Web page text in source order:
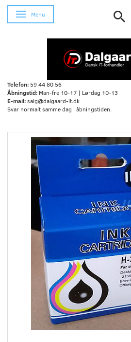
Skifte navigation
Menu
Telefon:59 44 80 56
Åbningstid: Man-fre 10-17 | Lørdag 10-13
E-mail:salg@dalgaard-it.dk
Svar normalt samme dag i åbningstiden.